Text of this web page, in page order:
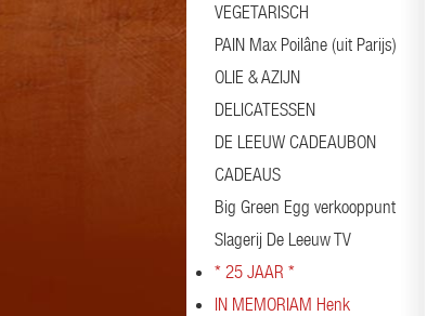
VEGETARISCH
PAIN Max Poilâne (uit Parijs)
OLIE & AZIJN
DELICATESSEN
DE LEEUW CADEAUBON
CADEAUS
Big Green Egg verkooppunt
Slagerij De Leeuw TV
* 25 JAAR *
IN MEMORIAM Henk